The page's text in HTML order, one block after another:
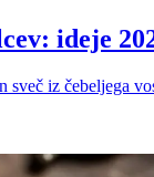
ideje
iz čebeljega